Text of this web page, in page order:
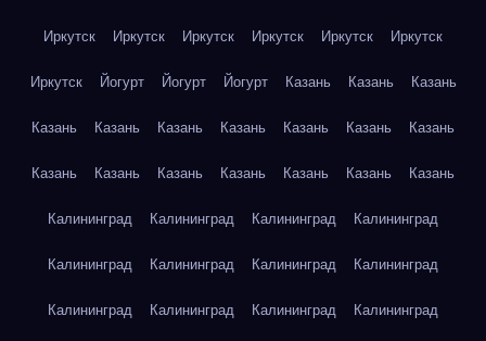
Иркутск Иркутск Иркутск Иркутск Иркутск Иркутск
Иркутск Йогурт Йогурт Йогурт Казань Казань Казань
Казань Казань Казань Казань Казань Казань Казань
Казань Казань Казань Казань Казань Казань Казань
Калининград Калининград Калининград Калининград
Калининград Калининград Калининград Калининград
Калининград Калининград Калининград Калининград